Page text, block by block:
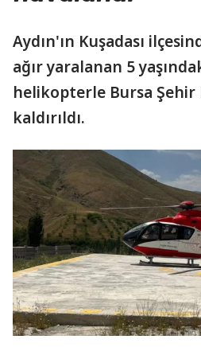
Aydın'ın Kuşadası
ağır yaralanan 5
helikopterle Bursa Şehir
kaldırıldı.